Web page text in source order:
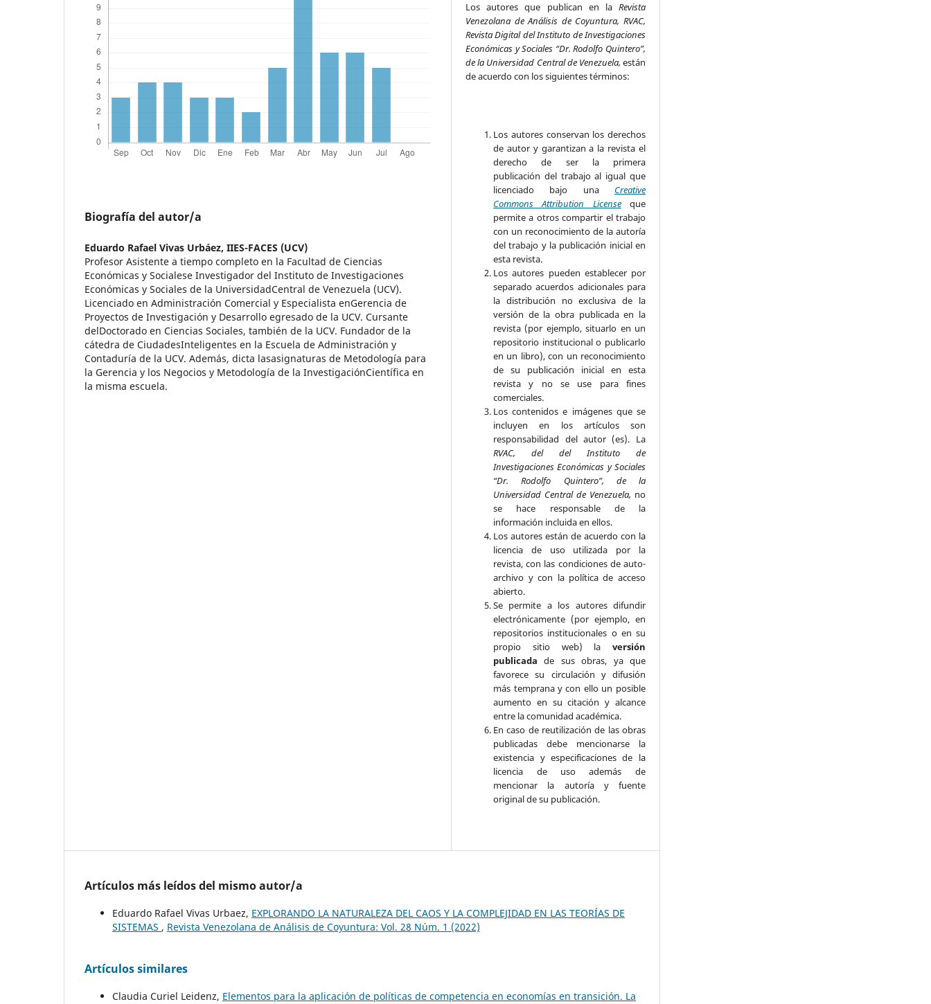
Biografía del autor/a
Eduardo Rafael Vivas Urbáez, IIES-FACES (UCV)
Profesor Asistente a tiempo completo en la Facultad de Ciencias
Económicas y Socialese Investigador del Instituto de Investigaciones
Económicas y Sociales de la UniversidadCentral de Venezuela (UCV).
Licenciado en Administración Comercial y Especialista enGerencia de
Proyectos de Investigación y Desarrollo egresado de la UCV. Cursante
delDoctorado en Ciencias Sociales, también de la UCV. Fundador de la
cátedra de CiudadesInteligentes en la Escuela de Administración y
Contaduría de la UCV. Además, dicta lasasignaturas de Metodología para
la Gerencia y los Negocios y Metodología de la InvestigaciónCientífica en
la misma escuela.
Los autores que publican en la Revista
Venezolana de Análisis de Coyuntura, RVAC,
Revista Digital del Instituto de Investigaciones
Económicas y Sociales “Dr. Rodolfo Quintero”,
de la Universidad Central de Venezuela, están
de acuerdo con los siguientes términos:
Los autores conservan los derechos
de autor y garantizan a la revista el
derecho de ser la primera
publicación del trabajo al igual que
licenciado bajo una Creative
Commons Attribution Licenseque
permite a otros compartir el trabajo
con un reconocimiento de la autoría
del trabajo y la publicación inicial en
esta revista.
Los autores pueden establecer por
separado acuerdos adicionales para
la distribución no exclusiva de la
versión de la obra publicada en la
revista (por ejemplo, situarlo en un
repositorio institucional o publicarlo
en un libro), con un reconocimiento
de su publicación inicial en esta
revista y no se use para fines
comerciales.
Los contenidos e imágenes que se
incluyen en los artículos son
responsabilidad del autor (es). La
RVAC, del del Instituto de
Investigaciones Económicas y Sociales
“Dr. Rodolfo Quintero”, de la
Universidad Central de Venezuela, no
se hace responsable de la
información incluida en ellos.
Los autores están de acuerdo con la
licencia de uso utilizada por la
revista, con las condiciones de auto-
archivo y con la política de acceso
abierto.
Se permite a los autores difundir
electrónicamente (por ejemplo, en
repositorios institucionales o en su
propio sitio web) la versión
publicada de sus obras, ya que
favorece su circulación y difusión
más temprana y con ello un posible
aumento en su citación y alcance
entre la comunidad académica.
En caso de reutilización de las obras
publicadas debe mencionarse la
existencia y especificaciones de la
licencia de uso además de
mencionar la autoría y fuente
original de su publicación.
Artículos más leídos del mismo autor/a
Eduardo Rafael Vivas Urbaez, EXPLORANDO LA NATURALEZA DEL CAOS Y LA COMPLEJIDAD EN LAS TEORÍAS DE
SISTEMAS , Revista Venezolana de Análisis de Coyuntura: Vol. 28 Núm. 1 (2022)
Artículos similares
Claudia Curiel Leidenz, Elementos para la aplicación de políticas de competencia en economías en transición. La